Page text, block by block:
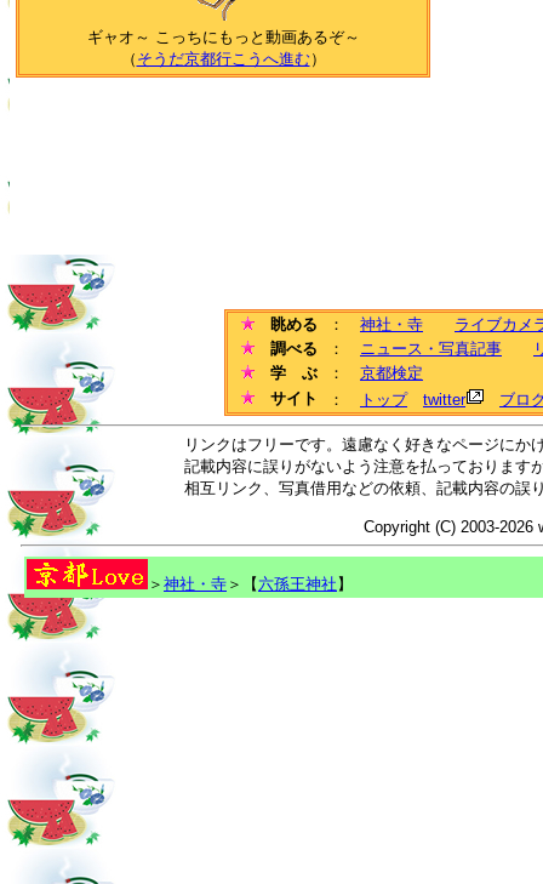
ギャオ～ こっちにもっと動画あるぞ～
（ そうだ京都行こうへ進む）
眺める ： 神社・寺
ライブカメ
調べる
： ニュース・写真記事
学 ぶ
： 京都検定
サイト
： トップ twitter ブロ
リンクはフリーです。遠慮なく好きなページに
記載内容に誤りがないよう注意を払っております
相互リンク、写真借用などの依頼、記載内容の誤
Copyright (C) 2003-2026
＞ 神社・寺 ＞【六孫王神社 】